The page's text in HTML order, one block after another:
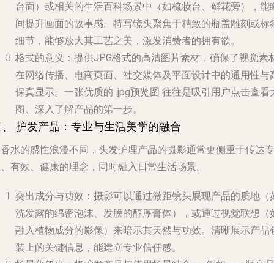
台面）或相关的生活百科场景中（如梳妆台、鲜花旁），能
间提升画面的故事感。特写镜头聚焦于精致的瓶盖雕刻或标
细节，能够放大其工艺之美，激发消费者的拥有欲。
格式的意义 ：提供JPG格式的高清图片素材，确保了视觉素
在网络传播、电商页面、社交媒体及平面设计中的通用性与
保真显示。一张优质的 .jpg预览图 往往是吸引用户点击查看
图、深入了解产品的第一步。
护发产品：专业与生活美学的融合
水的感性浪漫不同，头发护理产品的摄影通常更侧重于传达专
有效、健康的理念，同时融入日常生活场景。
突出成分与功效 ：摄影可以通过微距镜头展现产品的质地（
洗发露的绵密泡沫、发膜的醇厚膏体），或通过视觉联想（
融入植物成分的影像）来暗示其天然与功效。清晰展示产品
装上的关键信息，能建立专业信任感。